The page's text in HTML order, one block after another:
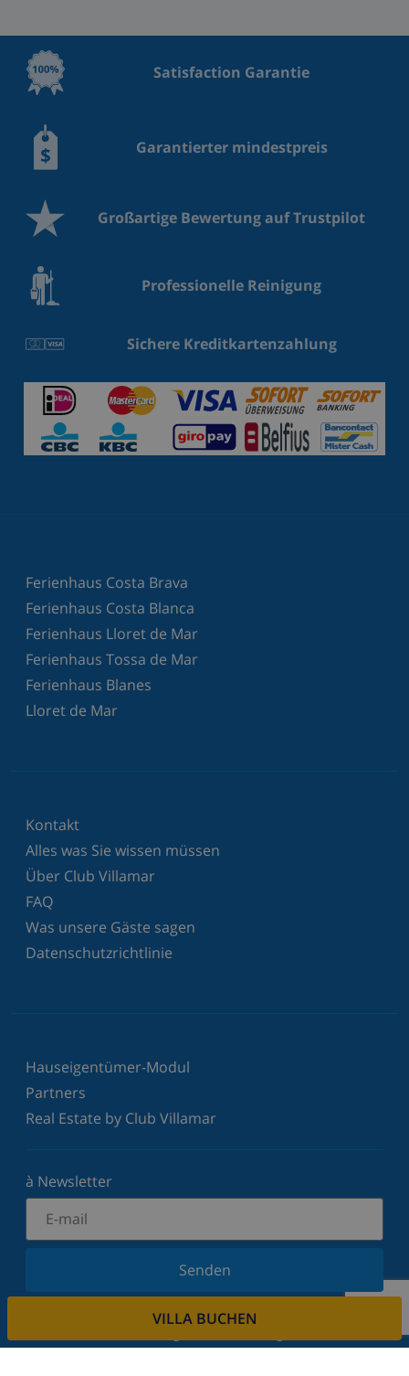
VILLA BUCHEN
Satisfaction Garantie
Garantierter mindestpreis
Großartige Bewertung auf Trustpilot
Professionelle Reinigung
Sichere Kreditkartenzahlung
Ferienhaus Costa Brava
Ferienhaus Costa Blanca
Ferienhaus Lloret de Mar
Ferienhaus Tossa de Mar
Ferienhaus Blanes
Lloret de Mar
Kontakt
Alles was Sie wissen müssen
Über Club Villamar
FAQ
Was unsere Gäste sagen
Datenschutzrichtlinie
Hauseigentümer-Modul
Partners
Real Estate by Club Villamar
à Newsletter
Senden
Melden Sie sich für unseren Newsletter an und
dem Laufenden. Wir respektieren Ihre Privatsphäre.